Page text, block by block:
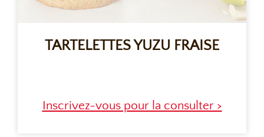
TARTELETTES YUZU FRAISE
Inscrivez-vous pour la consulter >